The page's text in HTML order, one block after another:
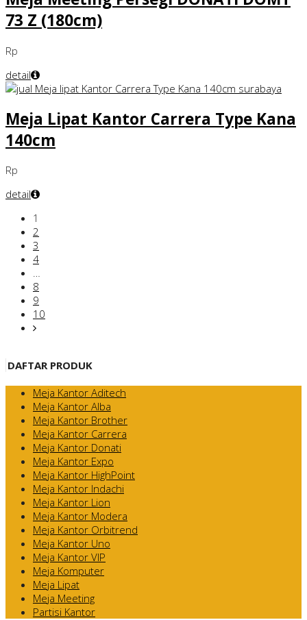
73 Z (180cm)
Rp
detail
Meja Lipat Kantor Carrera Type Kana
140cm
Rp
detail
1
2
3
4
…
8
9
10
DAFTAR PRODUK
Meja Kantor Aditech
Meja Kantor Alba
Meja Kantor Brother
Meja Kantor Carrera
Meja Kantor Donati
Meja Kantor Expo
Meja Kantor HighPoint
Meja Kantor Indachi
Meja Kantor Lion
Meja Kantor Modera
Meja Kantor Orbitrend
Meja Kantor Uno
Meja Kantor VIP
Meja Komputer
Meja Lipat
Meja Meeting
Partisi Kantor